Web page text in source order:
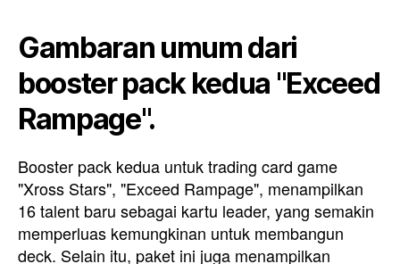
Gambaran umum dari
booster pack kedua "Exceed
Rampage".
Booster pack kedua untuk trading card game
"Xross Stars", "Exceed Rampage", menampilkan
16 talent baru sebagai kartu leader, yang semakin
memperluas kemungkinan untuk membangun
deck. Selain itu, paket ini juga menampilkan